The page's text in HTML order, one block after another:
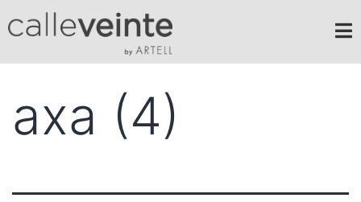
axa (4)